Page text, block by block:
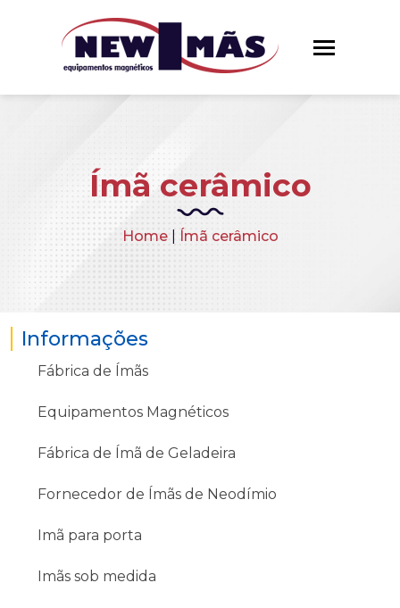
Ímã cerâmico
Home| Ímã cerâmico
Informações
Fábrica de Ímãs
Equipamentos Magnéticos
Fábrica de Ímã de Geladeira
Fornecedor de Ímãs de Neodímio
Imã para porta
Imãs sob medida